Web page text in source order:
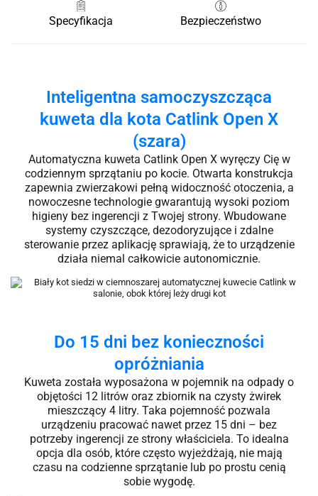
Specyfikacja Bezpieczeństwo
Inteligentna samoczyszcząca
kuweta dla kota Catlink Open X
(szara)
Automatyczna kuweta Catlink Open X wyręczy Cię w
codziennym sprzątaniu po kocie. Otwarta konstrukcja
zapewnia zwierzakowi pełną widoczność otoczenia, a
nowoczesne technologie gwarantują wysoki poziom
higieny bez ingerencji z Twojej strony. Wbudowane
systemy czyszczące, dezodoryzujące i zdalne
sterowanie przez aplikację sprawiają, że to urządzenie
działa niemal całkowicie autonomicznie.
Do 15 dni bez konieczności
opróżniania
Kuweta została wyposażona w pojemnik na odpady o
objętości 12 litrów oraz zbiornik na czysty żwirek
mieszczący 4 litry. Taka pojemność pozwala
urządzeniu pracować nawet przez 15 dni – bez
potrzeby ingerencji ze strony właściciela. To idealna
opcja dla osób, które często wyjeżdżają, nie mają
czasu na codzienne sprzątanie lub po prostu cenią
sobie wygodę.